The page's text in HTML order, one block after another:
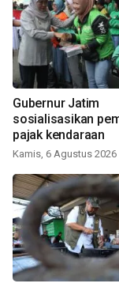
Gubernur Jatim
sosialisasikan
pajak kendaraan
Kamis, 6 Agustus 2026